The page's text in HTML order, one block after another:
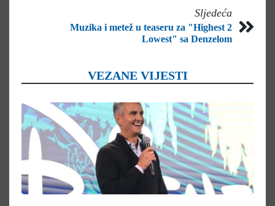
Sljedeća
Muzika i metež u teaseru za "Highest 2
Lowest" sa Denzelom
VEZANE VIJESTI